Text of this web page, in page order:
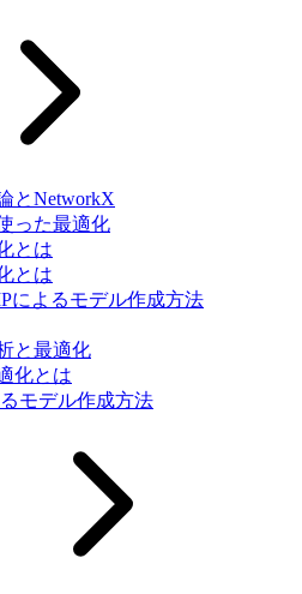
とNetworkX
った最適化
とは
とは
によるモデル作成方法
と最適化
化とは
モデル作成方法